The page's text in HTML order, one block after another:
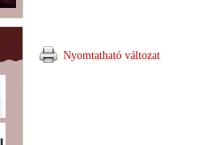
Nyomtatható változat